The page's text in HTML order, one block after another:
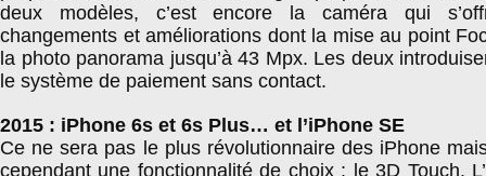
deux modèles, c’est encore la caméra qui
changements et améliorations dont la mise au point
la photo panorama jusqu’à 43 Mpx. Les deux
le système de paiement sans contact.
2015 : iPhone 6s et 6s Plus… et l’iPhone SE
Ce ne sera pas le plus révolutionnaire des iPhone
cependant une fonctionnalité de choix : le 3D Touch.